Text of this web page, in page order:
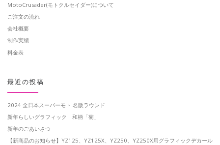
MotoCrusader(モトクルセイダー)について
ご注文の流れ
会社概要
制作実績
料金表
最近の投稿
2024 全日本スーパーモト 名阪ラウンド
新年らしいグラフィック 和柄「菊」
新年のごあいさつ
【新商品のお知らせ】YZ125、YZ125X、YZ250、YZ250X用グラフィックデカール